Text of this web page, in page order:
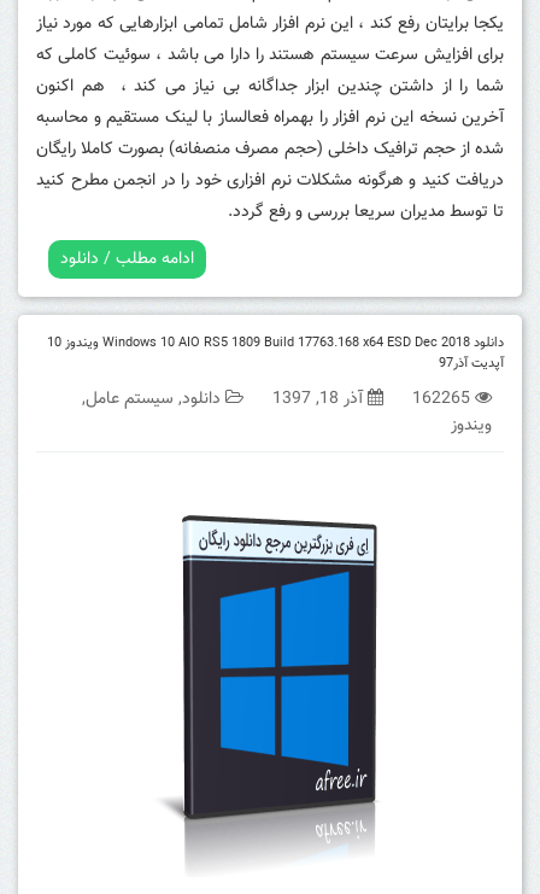
یکجا برایتان رفع کند ، این نرم افزار شامل تمامی ابزارهایی که مورد نیاز
برای افزایش سرعت سیستم هستند را دارا می باشد ، سوئیت کاملی که
شما را از داشتن چندین ابزار جداگانه بی نیاز می کند ، هم اکنون
آخرین نسخه این نرم افزار را بهمراه فعالساز با لینک مستقیم و محاسبه
شده از حجم ترافیک داخلی (حجم مصرف منصفانه) بصورت کاملا رایگان
دریافت کنید و هرگونه مشکلات نرم افزاری خود را در انجمن مطرح کنید
تا توسط مدیران سریعا بررسی و رفع گردد.
ادامه مطلب / دانلود
دانلود Windows 10 AIO RS5 1809 Build 17763.168 x64 ESD Dec 2018 ویندوز 10
آپدیت آذر97
162265 آذر 18, 1397 دانلود, سیستم عامل,
ویندوز